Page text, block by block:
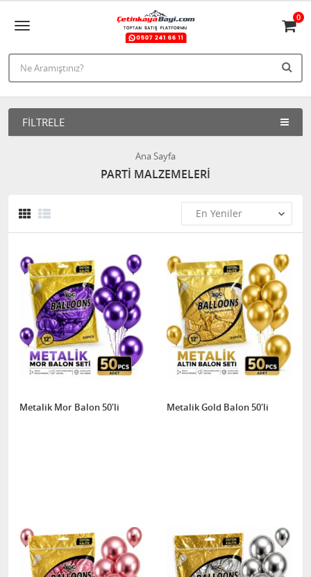
0
FILTRELE
Ana Sayfa
PARTİ MALZEMELERİ
Metalik Mor Balon 50'li Metalik Gold Balon 50'li